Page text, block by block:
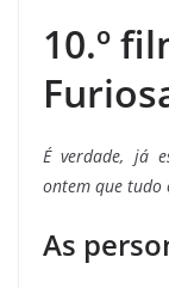
10.º
É verdade, já
ontem que tudo
As